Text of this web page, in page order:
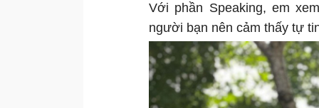
Với phần Speaking, em
người bạn nên cảm thấy tự